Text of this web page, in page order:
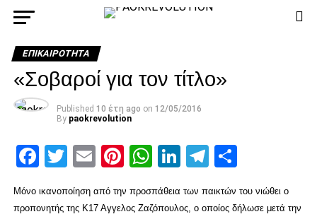
ΕΠΙΚΑΙΡΌΤΗΤΑ
«Σοβαροί για τον τίτλο»
Published 10 έτη ago on 12/05/2016
By paokrevolution
Facebook
Twitter
EmailPinterest
WhatsApp
LinkedIn
Telegram
Μόνο ικανοποίηση από την προσπάθεια των παικτών του νιώθει ο
προπονητής της Κ17 Αγγελος Ζαζόπουλος, ο οποίος δήλωσε μετά την